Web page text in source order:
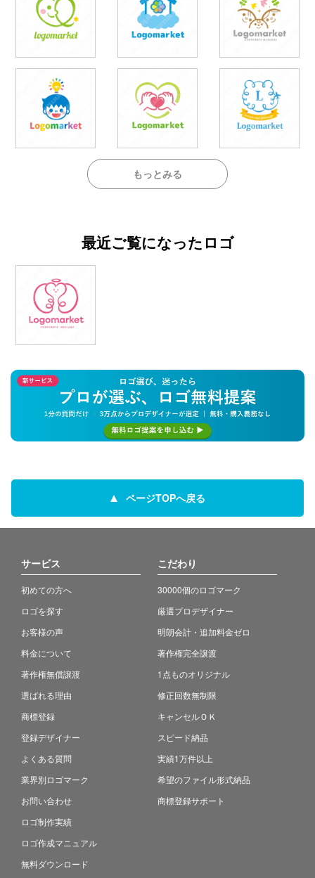
もっとみる
最近ご覧になったロゴ
ページTOPへ戻る
サービス
初めての方へ
ロゴを探す
お客様の声
料金について
著作権無償譲渡
選ばれる理由
商標登録
登録デザイナー
よくある質問
業界別ロゴマーク
お問い合わせ
ロゴ制作実績
ロゴ作成マニュアル
無料ダウンロード
こだわり
30000個のロゴマーク
厳選プロデザイナー
明朗会計・追加料金ゼロ
著作権完全譲渡
1点ものオリジナル
修正回数無制限
キャンセルＯＫ
スピード納品
実績1万件以上
希望のファイル形式納品
商標登録サポート